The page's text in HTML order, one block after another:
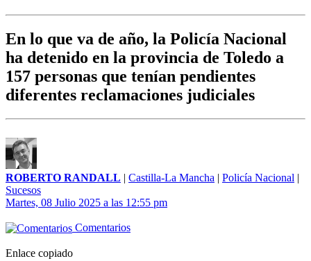
En lo que va de año, la Policía Nacional
ha detenido en la provincia de Toledo a
157 personas que tenían pendientes
diferentes reclamaciones judiciales
ROBERTO RANDALL | Castilla-La Mancha | Policía Nacional |
Sucesos
Martes, 08 Julio 2025 a las 12:55 pm
Comentarios
Enlace copiado